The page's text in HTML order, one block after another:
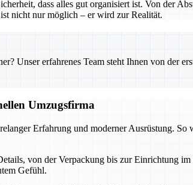
dass alles gut organisiert ist. Von der
nicht nur möglich – er wird zur Realität.
Unser erfahrenes Team steht Ihnen von der
Umzugsfirma
Erfahrung und moderner Ausrüstung.
von der Verpackung bis zur Einrichtung
Gefühl.